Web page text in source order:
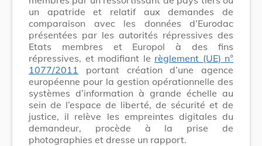
un apatride et relatif aux demandes de
comparaison avec les données d’Eurodac
présentées par les autorités répressives des
Etats membres et Europol à des fins
répressives, et modifiant le règlement (UE) n°
1077/2011
portant création d’une agence
européenne pour la gestion opérationnelle des
systèmes d’information à grande échelle au
sein de l’espace de liberté, de sécurité et de
justice, il relève les empreintes digitales du
demandeur, procède à la prise de
photographies et dresse un rapport.